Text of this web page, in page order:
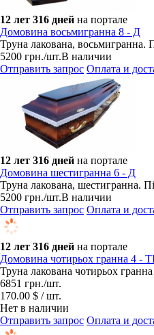
12 лет 316 дней на портале
Домовина восьмигранна 8 - Д
Труна лакована, восьмигранна.
5200 грн./шт.В наличии
Отправить запрос Оплата и
12 лет 316 дней на портале
Домовина шестигранна 6 - Д
Труна лакована, шестигранна.
5200 грн./шт.В наличии
Отправить запрос Оплата и
12 лет 316 дней на портале
Домовина чотирьох гранна 4 -
Труна лакована чотирьох
6851 грн./шт.
170.00 $ / шт.
Нет в наличии
Отправить запрос Оплата и